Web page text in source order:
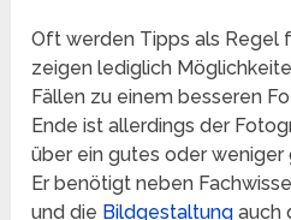
Oft werden Tipps als Regel
zeigen lediglich
Fällen zu einem besseren
Ende ist allerdings der
über ein gutes oder
Er benötigt neben
und die Bildgestaltung auch